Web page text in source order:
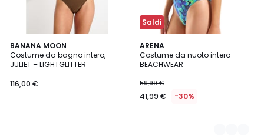
BANANA MOON
Costume da bagno intero,
JULIET – LIGHTGLITTER
116,00 €
Saldi
ARENA
Costume da nuoto intero
BEACHWEAR
59,99 €
41,99 € -30%
2
Colori